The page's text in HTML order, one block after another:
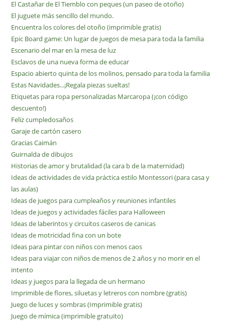
El Castañar de El Tiemblo con peques (un paseo de otoño)
El juguete más sencillo del mundo.
Encuentra los colores del otoño (imprimible gratis)
Epic Board game: Un lugar de juegos de mesa para toda la familia
Escenario del mar en la mesa de luz
Esclavos de una nueva forma de educar
Espacio abierto quinta de los molinos, pensado para toda la familia
Estas Navidades...¡Regala piezas sueltas!
Etiquetas para ropa personalizadas Marcaropa (¡con código
descuento!)
Feliz cumpledosaños
Garaje de cartón casero
Gracias Caimán
Guirnalda de dibujos
Historias de amor y brutalidad (la cara b de la maternidad)
Ideas de actividades de vida práctica estilo Montessori (para casa y
las aulas)
Ideas de juegos para cumpleaños y reuniones infantiles
Ideas de juegos y actividades fáciles para Halloween
Ideas de laberintos y circuitos caseros de canicas
Ideas de motricidad fina con un bote
Ideas para pintar con niños con menos caos
Ideas para viajar con niños de menos de 2 años y no morir en el
intento
Ideas y juegos para la llegada de un hermano
Imprimible de flores, siluetas y letreros con nombre (gratis)
Juego de luces y sombras (Imprimible gratis)
Juego de mímica (imprimible gratuito)